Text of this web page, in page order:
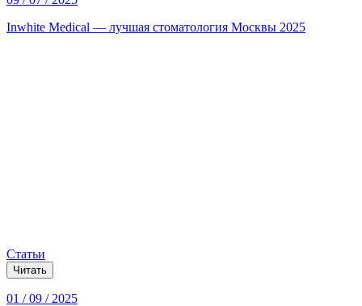
Inwhite Medical — лучшая стоматология Москвы 2025
Статьи
Читать
01 / 09 / 2025